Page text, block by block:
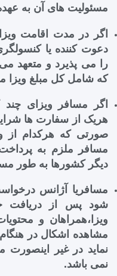
مسئولیت های آن به
اگر در مدت اقامت
دعوت کننده یا
را می پذیرد و متعهد
که شامل کل مبلغ ویزا
اگر مسافر ویزای
هریک از سفارت ها
صورتی که هرکدام از
مسافر ملزم به
دیگر کشورها به طور
مسافریا آژانس
شود پس از دریافت
ویزا،همراهان و
مشاهده اشکال در
نماید در غیر
نمی باشد.